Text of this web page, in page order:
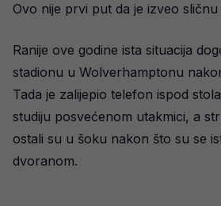
Ovo nije prvi put da je izveo sličnu
Ranije ove godine ista situacija
stadionu u Wolverhamptonu
Tada je zalijepio telefon ispod
studiju posvećenom utakmici, a
ostali su u šoku nakon što su se
dvoranom.